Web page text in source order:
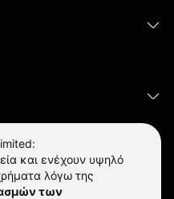
και ενέχουν υψηλό
λόγω της
των